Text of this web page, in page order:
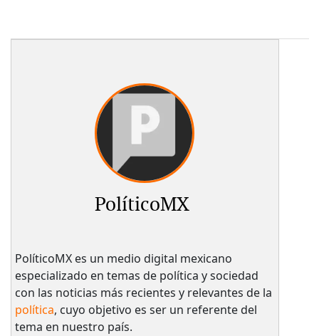
PolíticoMX
PolíticoMX es un medio digital mexicano
especializado en temas de política y sociedad
con las noticias más recientes y relevantes de la
política, cuyo objetivo es ser un referente del
tema en nuestro país.